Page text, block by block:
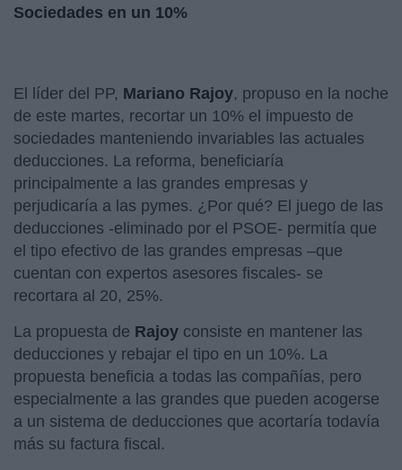
Sociedades en un 10%
El líder del PP, Mariano Rajoy, propuso en la noche
de este martes, recortar un 10% el impuesto de
sociedades manteniendo invariables las actuales
deducciones. La reforma, beneficiaría
principalmente a las grandes empresas y
perjudicaría a las pymes. ¿Por qué? El juego de las
deducciones -eliminado por el PSOE- permitía que
el tipo efectivo de las grandes empresas –que
cuentan con expertos asesores fiscales- se
recortara al 20, 25%.
La propuesta de Rajoy consiste en mantener las
deducciones y rebajar el tipo en un 10%. La
propuesta beneficia a todas las compañías, pero
especialmente a las grandes que pueden acogerse
a un sistema de deducciones que acortaría todavía
más su factura fiscal.